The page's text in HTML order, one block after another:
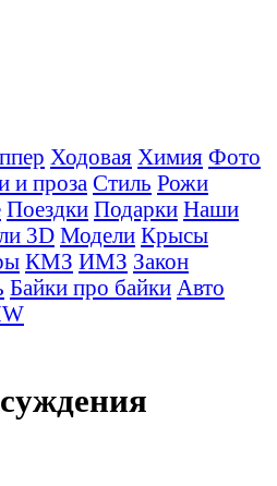
Ходовая Химия Фото
и проза Стиль Рожи
Поездки Подарки Наши
3D Модели Крысы
КМЗ ИМЗ Закон
Байки про байки Авто